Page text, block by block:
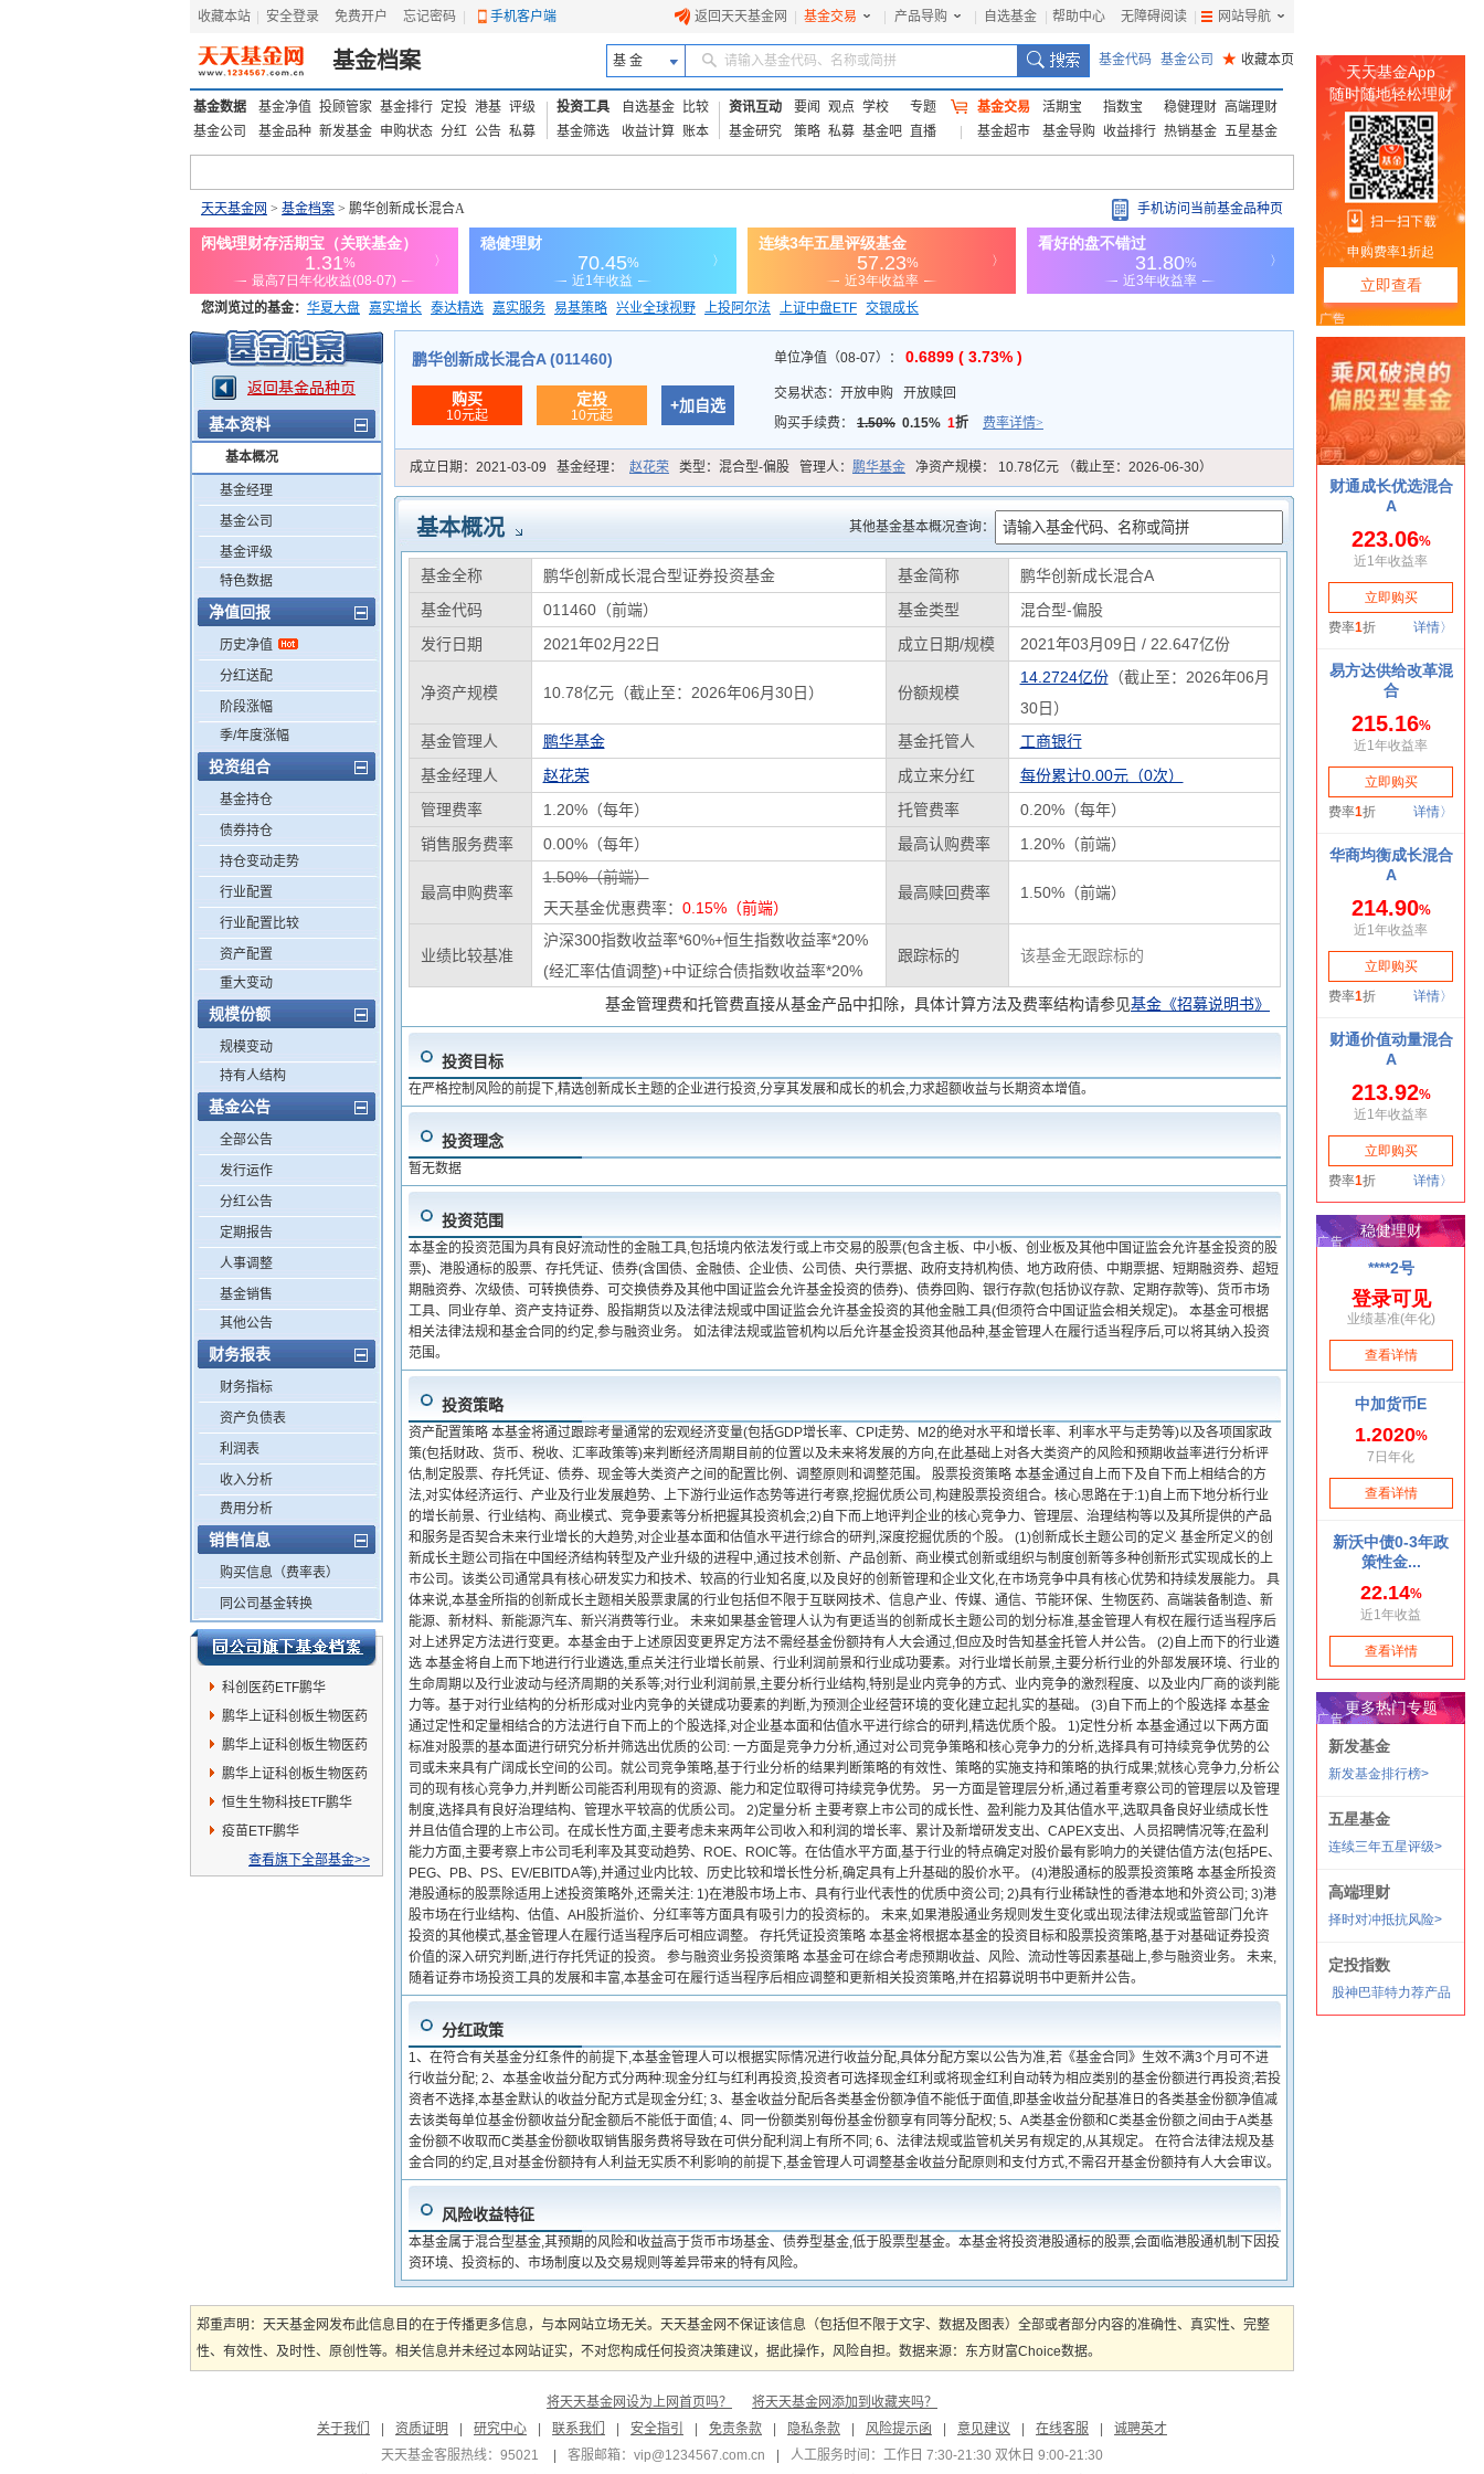
收藏本站 安全登录 免费开户 忘记密码 手机客户端 返回天天基金网 基金交易 产品导购 自选基金 帮助中心 无障碍阅读 网站导航
基金档案 基 金 请输入基金代码、名称或简拼 基金代码 基金公司 ★ 收藏本页
基金数据 基金净值 投顾管家 基金排行 定投 港基 评级
基金公司
基金品种 新发基金 申购状态 分红 公告 私募
投资工具 自选基金
比较
基金筛选
收益计算 账本
资讯互动 要闻 观点 学校
专题
基金研究
策略 私募 基金吧 直播
基金交易 活期宝 指数宝 稳健理财 高端理财
基金超市
基金导购 收益排行 热销基金 五星基金
天天基金网 > 基金档案 > 鹏华创新成长混合A 手机访问当前基金品种页
您浏览过的基金： 华夏大盘 嘉实增长 泰达精选 嘉实服务 易基策略 兴业全球视野 上投阿尔法 上证中盘ETF 交银成长
添富优势 华安宏利 上证180价值ETF
返回基金品种页
基本资料
基本概况
基金经理
基金公司
基金评级
特色数据
净值回报
历史净值
分红送配
阶段涨幅
季/年度涨幅
投资组合
基金持仓
债券持仓
持仓变动走势
行业配置
行业配置比较
资产配置
重大变动
规模份额
规模变动
持有人结构
基金公告
全部公告
发行运作
分红公告
定期报告
人事调整
基金销售
其他公告
财务报表
财务指标
资产负债表
利润表
收入分析
费用分析
销售信息
购买信息（费率表）
同公司基金转换
科创医药ETF鹏华
鹏华上证科创板生物医药
ETF发起式联接I
鹏华上证科创板生物医药
ETF发起式联接A
鹏华上证科创板生物医药
ETF发起式联接C
恒生生物科技ETF鹏华
疫苗ETF鹏华
查看旗下全部基金>>
鹏华创新成长混合A (011460)
购买
10元起
定投
10元起
+加自选
单位净值（08-07）： 0.6899 ( 3.73% )
交易状态： 开放申购
开放赎回
购买手续费： 1.50% 0.15% 1折 费率详情>
成立日期： 2021-03-09 基金经理： 赵花荣 类型： 混合型-偏股 管理人： 鹏华基金 净资产规模： 10.78亿元 （截止至：2026-06-30）
基本概况 其他基金基本概况查询：
基金全称 鹏华创新成长混合型证券投资基金 基金简称
鹏华创新成长混合A
基金代码
011460（前端） 基金类型
混合型-偏股
发行日期
2021年02月22日 成立日期/规模 2021年03月09日 / 22.647亿份
净资产规模 10.78亿元（截止至：2026年06月30日） 份额规模
14.2724亿份（截止至：2026年06月
30日）
基金管理人
鹏华基金 基金托管人
工商银行
基金经理人
赵花荣 成立来分红
每份累计0.00元（0次）
管理费率
1.20%（每年） 托管费率
0.20%（每年）
销售服务费率
0.00%（每年） 最高认购费率 1.20%（前端）
最高申购费率
1.50%（前端）
天天基金优惠费率： 0.15%（前端）
最高赎回费率 1.50%（前端）
业绩比较基准
沪深300指数收益率*60%+恒生指数收益率*20%
(经汇率估值调整)+中证综合债指数收益率*20%
跟踪标的 该基金无跟踪标的
基金管理费和托管费直接从基金产品中扣除，具体计算方法及费率结构请参见基金《招募说明书》
投资目标
在严格控制风险的前提下,精选创新成长主题的企业进行投资,分享其发展和成长的机会,力求超额收益与长期资本增值。
投资理念
暂无数据
投资范围
本基金的投资范围为具有良好流动性的金融工具,包括境内依法发行或上市交易的股票(包含主板、中小板、创业板及其他中国证监会允许基金投资的股
票)、港股通标的股票、存托凭证、债券(含国债、金融债、企业债、公司债、央行票据、政府支持机构债、地方政府债、中期票据、短期融资券、超短
期融资券、次级债、可转换债券、可交换债券及其他中国证监会允许基金投资的债券)、债券回购、银行存款(包括协议存款、定期存款等)、货币市场
工具、同业存单、资产支持证券、股指期货以及法律法规或中国证监会允许基金投资的其他金融工具(但须符合中国证监会相关规定)。 本基金可根据
相关法律法规和基金合同的约定,参与融资业务。 如法律法规或监管机构以后允许基金投资其他品种,基金管理人在履行适当程序后,可以将其纳入投资
范围。
投资策略
资产配置策略 本基金将通过跟踪考量通常的宏观经济变量(包括GDP增长率、CPI走势、M2的绝对水平和增长率、利率水平与走势等)以及各项国家政
策(包括财政、货币、税收、汇率政策等)来判断经济周期目前的位置以及未来将发展的方向,在此基础上对各大类资产的风险和预期收益率进行分析评
估,制定股票、存托凭证、债券、现金等大类资产之间的配置比例、调整原则和调整范围。 股票投资策略 本基金通过自上而下及自下而上相结合的方
法,对实体经济运行、产业及行业发展趋势、上下游行业运作态势等进行考察,挖掘优质公司,构建股票投资组合。核心思路在于:1)自上而下地分析行业
的增长前景、行业结构、商业模式、竞争要素等分析把握其投资机会;2)自下而上地评判企业的核心竞争力、管理层、治理结构等以及其所提供的产品
和服务是否契合未来行业增长的大趋势,对企业基本面和估值水平进行综合的研判,深度挖掘优质的个股。 (1)创新成长主题公司的定义 基金所定义的创
新成长主题公司指在中国经济结构转型及产业升级的进程中,通过技术创新、产品创新、商业模式创新或组织与制度创新等多种创新形式实现成长的上
市公司。该类公司通常具有核心研发实力和技术、较高的行业知名度,以及良好的创新管理和企业文化,在市场竞争中具有核心优势和持续发展能力。 具
体来说,本基金所指的创新成长主题相关股票隶属的行业包括但不限于互联网技术、信息产业、传媒、通信、节能环保、生物医药、高端装备制造、新
能源、新材料、新能源汽车、新兴消费等行业。 未来如果基金管理人认为有更适当的创新成长主题公司的划分标准,基金管理人有权在履行适当程序后
对上述界定方法进行变更。本基金由于上述原因变更界定方法不需经基金份额持有人大会通过,但应及时告知基金托管人并公告。 (2)自上而下的行业遴
选 本基金将自上而下地进行行业遴选,重点关注行业增长前景、行业利润前景和行业成功要素。对行业增长前景,主要分析行业的外部发展环境、行业的
生命周期以及行业波动与经济周期的关系等;对行业利润前景,主要分析行业结构,特别是业内竞争的方式、业内竞争的激烈程度、以及业内厂商的谈判能
力等。基于对行业结构的分析形成对业内竞争的关键成功要素的判断,为预测企业经营环境的变化建立起扎实的基础。 (3)自下而上的个股选择 本基金
通过定性和定量相结合的方法进行自下而上的个股选择,对企业基本面和估值水平进行综合的研判,精选优质个股。 1)定性分析 本基金通过以下两方面
标准对股票的基本面进行研究分析并筛选出优质的公司: 一方面是竞争力分析,通过对公司竞争策略和核心竞争力的分析,选择具有可持续竞争优势的公
司或未来具有广阔成长空间的公司。就公司竞争策略,基于行业分析的结果判断策略的有效性、策略的实施支持和策略的执行成果;就核心竞争力,分析公
司的现有核心竞争力,并判断公司能否利用现有的资源、能力和定位取得可持续竞争优势。 另一方面是管理层分析,通过着重考察公司的管理层以及管理
制度,选择具有良好治理结构、管理水平较高的优质公司。 2)定量分析 主要考察上市公司的成长性、盈利能力及其估值水平,选取具备良好业绩成长性
并且估值合理的上市公司。在成长性方面,主要考虑未来两年公司收入和利润的增长率、累计及新增研发支出、CAPEX支出、人员招聘情况等;在盈利
能力方面,主要考察上市公司毛利率及其变动趋势、ROE、ROIC等。在估值水平方面,基于行业的特点确定对股价最有影响力的关键估值方法(包括PE、
PEG、PB、PS、EV/EBITDA等),并通过业内比较、历史比较和增长性分析,确定具有上升基础的股价水平。 (4)港股通标的股票投资策略 本基金所投资
港股通标的股票除适用上述投资策略外,还需关注: 1)在港股市场上市、具有行业代表性的优质中资公司; 2)具有行业稀缺性的香港本地和外资公司; 3)港
股市场在行业结构、估值、AH股折溢价、分红率等方面具有吸引力的投资标的。 未来,如果港股通业务规则发生变化或出现法律法规或监管部门允许
投资的其他模式,基金管理人在履行适当程序后可相应调整。 存托凭证投资策略 本基金将根据本基金的投资目标和股票投资策略,基于对基础证券投资
价值的深入研究判断,进行存托凭证的投资。 参与融资业务投资策略 本基金可在综合考虑预期收益、风险、流动性等因素基础上,参与融资业务。 未来,
随着证券市场投资工具的发展和丰富,本基金可在履行适当程序后相应调整和更新相关投资策略,并在招募说明书中更新并公告。
分红政策
1、在符合有关基金分红条件的前提下,本基金管理人可以根据实际情况进行收益分配,具体分配方案以公告为准,若《基金合同》生效不满3个月可不进
行收益分配; 2、本基金收益分配方式分两种:现金分红与红利再投资,投资者可选择现金红利或将现金红利自动转为相应类别的基金份额进行再投资;若投
资者不选择,本基金默认的收益分配方式是现金分红; 3、基金收益分配后各类基金份额净值不能低于面值,即基金收益分配基准日的各类基金份额净值减
去该类每单位基金份额收益分配金额后不能低于面值; 4、同一份额类别每份基金份额享有同等分配权; 5、A类基金份额和C类基金份额之间由于A类基
金份额不收取而C类基金份额收取销售服务费将导致在可供分配利润上有所不同; 6、法律法规或监管机关另有规定的,从其规定。 在符合法律法规及基
金合同的约定,且对基金份额持有人利益无实质不利影响的前提下,基金管理人可调整基金收益分配原则和支付方式,不需召开基金份额持有人大会审议。
风险收益特征
本基金属于混合型基金,其预期的风险和收益高于货币市场基金、债券型基金,低于股票型基金。本基金将投资港股通标的股票,会面临港股通机制下因投
资环境、投资标的、市场制度以及交易规则等差异带来的特有风险。
郑重声明：天天基金网发布此信息目的在于传播更多信息，与本网站立场无关。天天基金网不保证该信息（包括但不限于文字、数据及图表）全部或者部分内容的准确性、真实性、完整
性、有效性、及时性、原创性等。相关信息并未经过本网站证实，不对您构成任何投资决策建议，据此操作，风险自担。数据来源：东方财富Choice数据。
将天天基金网设为上网首页吗？
将天天基金网添加到收藏夹吗？
关于我们
资质证明 研究中心 联系我们 安全指引 免责条款 隐私条款 风险提示函 意见建议 在线客服
诚聘英才
天天基金客服热线：95021
客服邮箱： vip@1234567.com.cn 人工服务时间：工作日 7:30-21:30 双休日 9:00-21:30